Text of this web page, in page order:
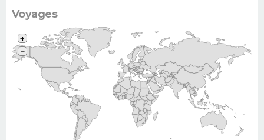
Voyages
+
−